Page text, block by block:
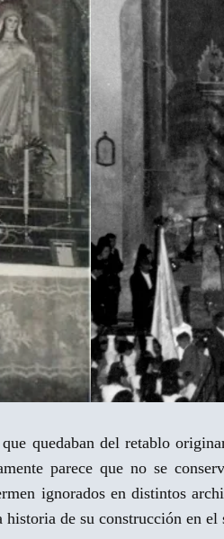
quedaban del retablo
parece que no se
ignorados en distintos
historia de su construcción en